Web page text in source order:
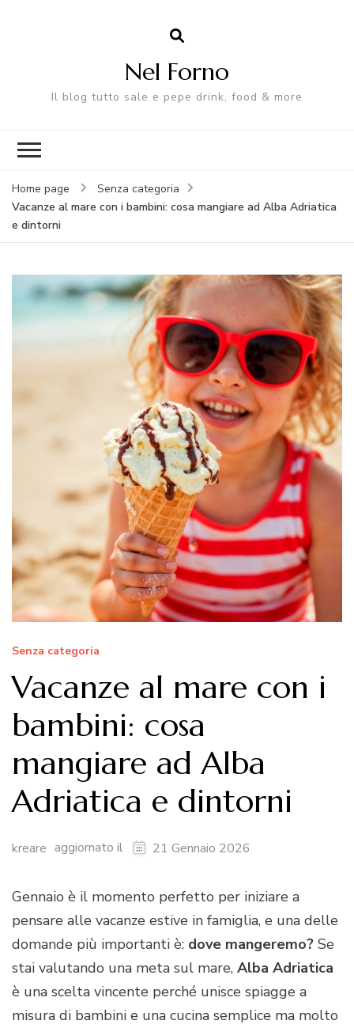
Nel Forno
Il blog tutto sale e pepe drink, food & more
Home page
Senza categoria
Vacanze al mare con i bambini: cosa mangiare ad Alba Adriatica
e dintorni
Senza categoria
Vacanze al mare con i
bambini: cosa
mangiare ad Alba
Adriatica e dintorni
kreare aggiornato il 21 Gennaio 2026
Gennaio è il momento perfetto per iniziare a
pensare alle vacanze estive in famiglia, e una delle
domande più importanti è: dove mangeremo? Se
stai valutando una meta sul mare, Alba Adriatica
è una scelta vincente perché unisce spiagge a
misura di bambini e una cucina semplice ma molto